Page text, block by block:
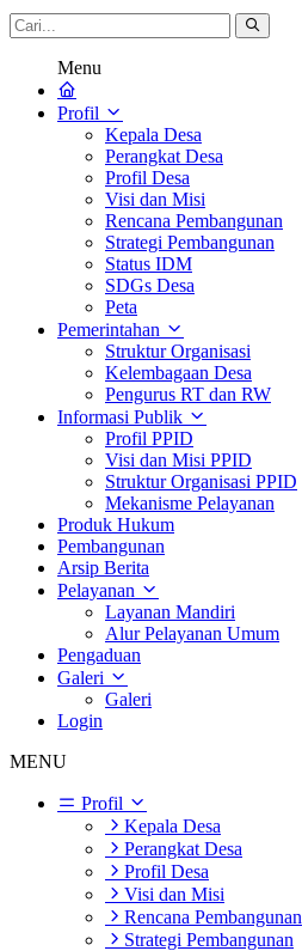
Menu
Profil
Kepala Desa
Perangkat Desa
Profil Desa
Visi dan Misi
Rencana Pembangunan
Strategi Pembangunan
Status IDM
SDGs Desa
Peta
Pemerintahan
Struktur Organisasi
Kelembagaan Desa
Pengurus RT dan RW
Informasi Publik
Profil PPID
Visi dan Misi PPID
Struktur Organisasi PPID
Mekanisme Pelayanan
Produk Hukum
Pembangunan
Arsip Berita
Pelayanan
Layanan Mandiri
Alur Pelayanan Umum
Pengaduan
Galeri
Galeri
Login
MENU
Profil
Kepala Desa
Perangkat Desa
Profil Desa
Visi dan Misi
Rencana Pembangunan
Strategi Pembangunan